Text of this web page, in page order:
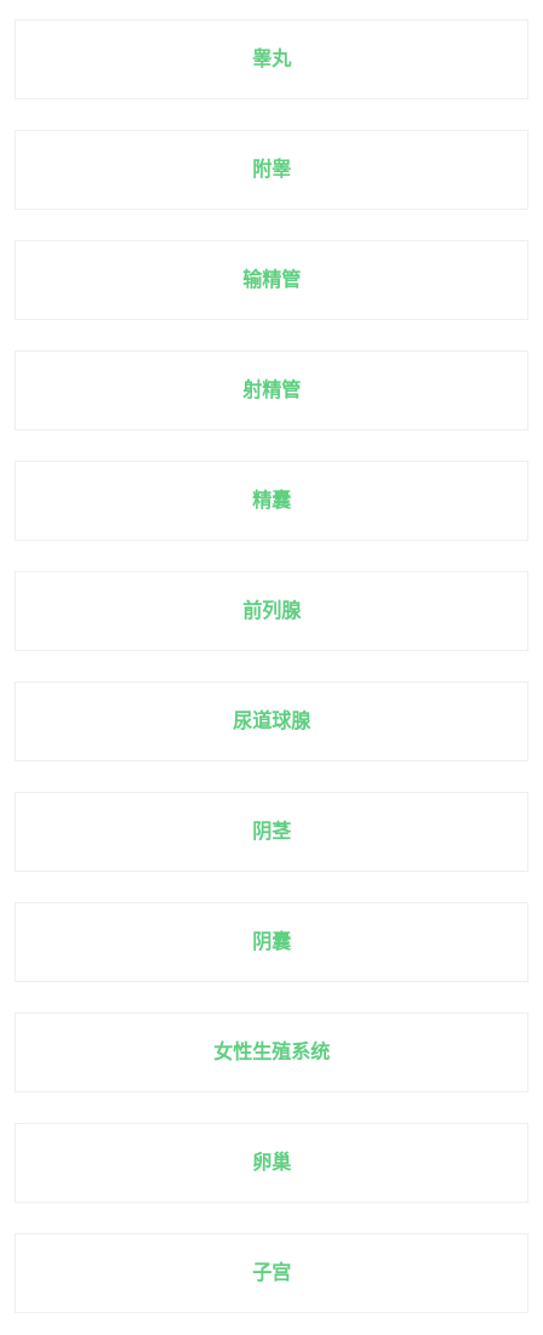
睾丸
附睾
输精管
射精管
精囊
前列腺
尿道球腺
阴茎
阴囊
女性生殖系统
卵巢
子宫